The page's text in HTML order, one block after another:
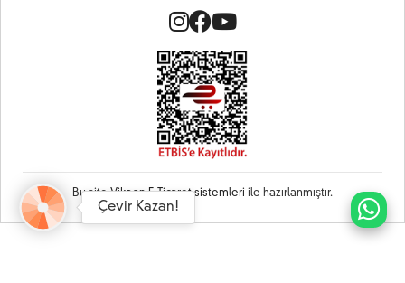
Bu siteVikaon E-Ticaret sistemleri ile hazırlanmıştır.
Çevir Kazan!